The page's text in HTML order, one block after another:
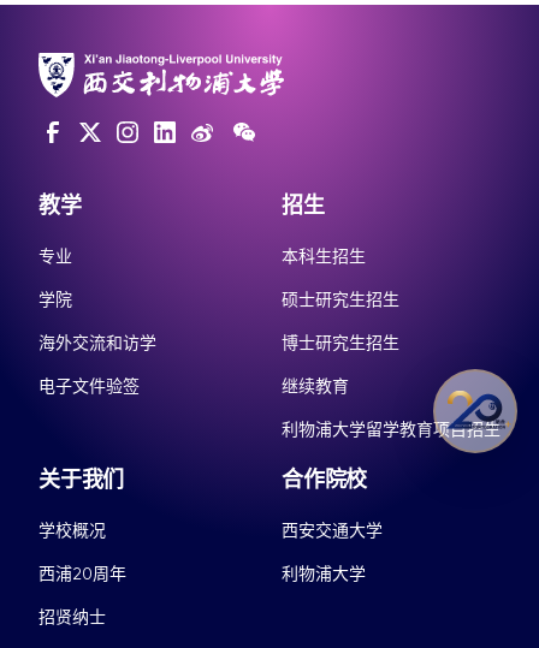
教学
专业
学院
海外交流和访学
电子文件验签
招生
本科生招生
硕士研究生招生
博士研究生招生
继续教育
利物浦大学留学教育项目招生
关于我们
学校概况
西浦20周年
招贤纳士
合作院校
西安交通大学
利物浦大学